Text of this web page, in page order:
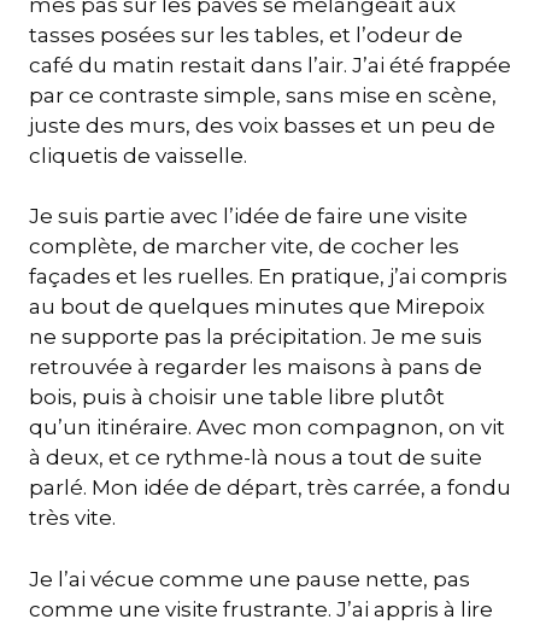
tasses posées sur les tables, et l’odeur de
café du matin restait dans l’air. J’ai été frappée
par ce contraste simple, sans mise en scène,
juste des murs, des voix basses et un peu de
cliquetis de vaisselle.
Je suis partie avec l’idée de faire une visite
complète, de marcher vite, de cocher les
façades et les ruelles. En pratique, j’ai compris
au bout de quelques minutes que Mirepoix
ne supporte pas la précipitation. Je me suis
retrouvée à regarder les maisons à pans de
bois, puis à choisir une table libre plutôt
qu’un itinéraire. Avec mon compagnon, on vit
à deux, et ce rythme-là nous a tout de suite
parlé. Mon idée de départ, très carrée, a fondu
très vite.
Je l’ai vécue comme une pause nette, pas
comme une visite frustrante. J’ai appris à lire